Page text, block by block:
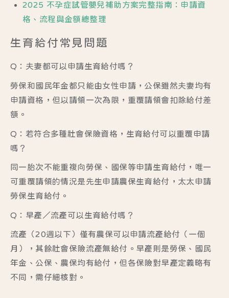
2025 不孕症試管嬰兒補助方案完整指南：申請資
格、流程與金額總整理
生育給付常見問題
Q：夫妻都可以申請生育給付嗎？
勞保和國民年金都只能由女性申請，公保雖然夫妻均有
申請資格，但以請領一次為限，重覆請領會扣除給付差
額。
Q：若符合多種社會保險資格，生育給付可以重覆申請
嗎？
同一胎次不能重複向勞保、國保等申請生育給付，唯一
可重覆請領的情況是先生申請農保生育給付，太太申請
勞保生育給付。
Q：早產／流產可以生育給付嗎？
流產（20週以下）僅有農保可以申請流產給付（一個
月），其餘社會保險流產無給付。早產則是勞保、國民
年金、公保、農保均有給付，但各保險對早產定義略有
不同，需仔細核對。